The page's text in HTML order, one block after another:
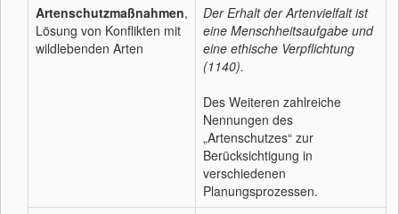
Artenschutzmaßnahmen,
Lösung von Konflikten mit
wildlebenden Arten
Der Erhalt der Artenvielfalt ist
eine Menschheitsaufgabe und
eine ethische Verpflichtung
(1140).
Des Weiteren zahlreiche
Nennungen des
„Artenschutzes“ zur
Berücksichtigung in
verschiedenen
Planungsprozessen.